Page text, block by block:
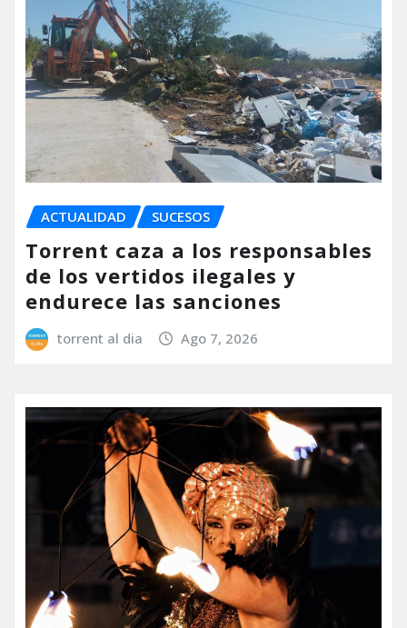
ACTUALIDAD SUCESOS
Torrent caza a los responsables
de los vertidos ilegales y
endurece las sanciones
torrent al dia Ago 7, 2026